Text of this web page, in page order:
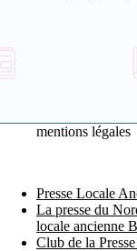
mentions légales
Presse Locale
La presse du
locale ancienne
Club de la